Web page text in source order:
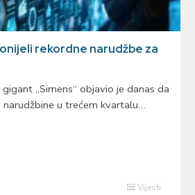
rekordne narudžbe za
„Simens“ objavio je danas da
u trećem kvartalu…
Vijesti